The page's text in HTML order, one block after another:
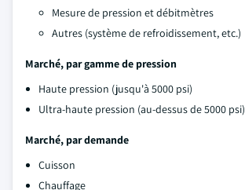
Mesure de pression et débitmètres
Autres (système de refroidissement, etc.)
Marché, par gamme de pression
Haute pression (jusqu'à 5000 psi)
Ultra-haute pression (au-dessus de 5000 psi)
Marché, par demande
Cuisson
Chauffage